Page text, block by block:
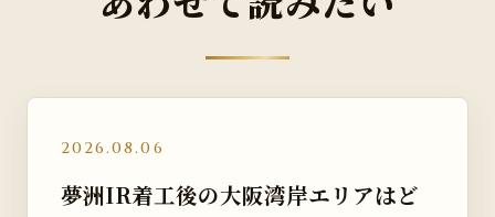
2026.08.06
夢洲IR着工後の大阪湾岸エリアはど